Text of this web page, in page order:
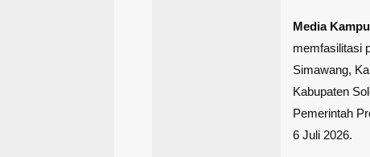
Media
memfasilitasi
Simawang,
Kabupaten
Pemerintah
6 Juli 2026.